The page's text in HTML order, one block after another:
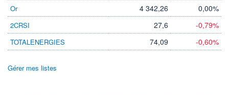
Or 4 342,26 0,00%
2CRSI 27,6 -0,79%
TOTALENERGIES 74,09 -0,60%
Gérer mes listes